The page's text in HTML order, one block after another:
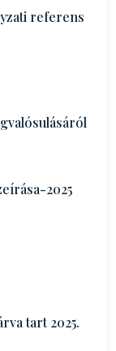
referens
2025
tart 2025.